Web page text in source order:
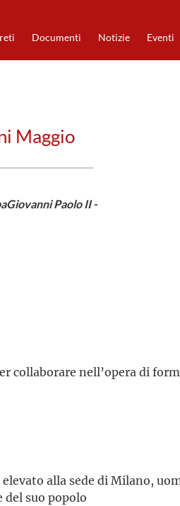
Documenti Notizie Eventi
Maggio
Paolo II -
collaborare nell’opera di
alla sede di Milano,
del suo popolo